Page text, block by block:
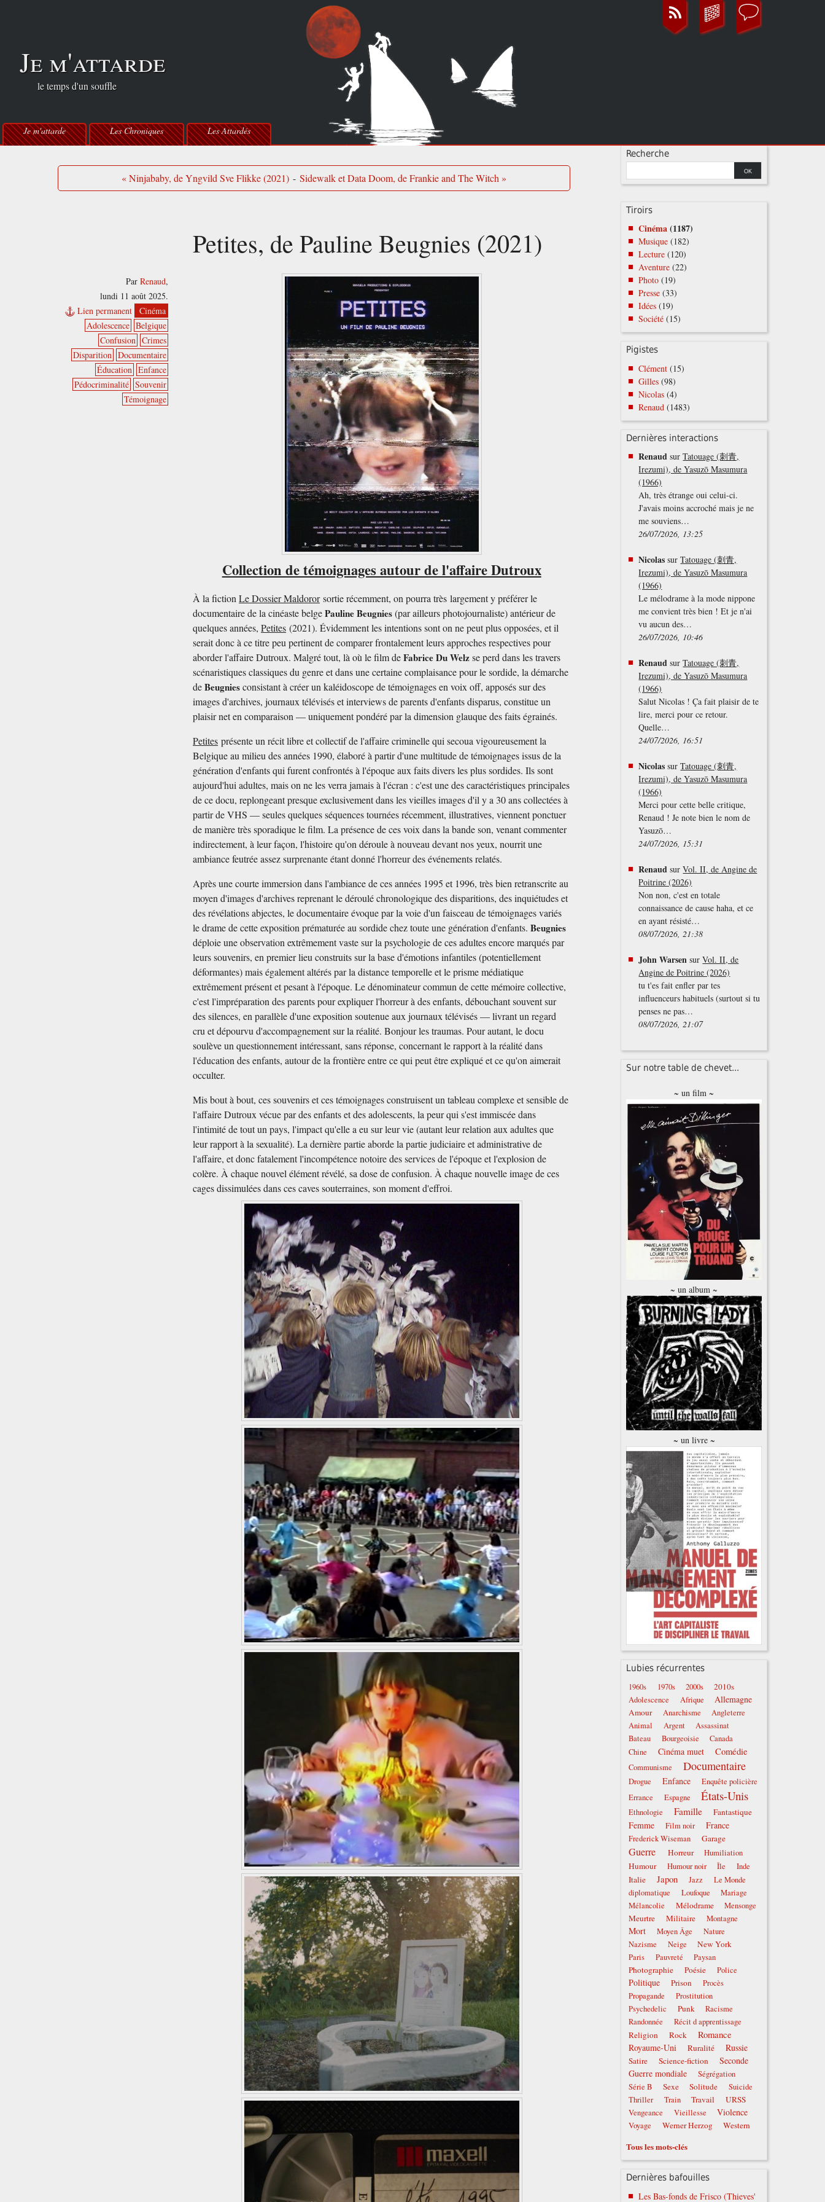
Je m'attarde
le temps d'un souffle
Je m'attarde Les Chroniques Les Attardés
« Ninjababy, de Yngvild Sve Flikke (2021) - Sidewalk et Data Doom, de Frankie and The Witch »
Petites, de Pauline Beugnies (2021)
ParRenaud,
lundi 11 août 2025.
Lien permanent
Cinéma
Adolescence Belgique
Confusion Crimes
Disparition Documentaire
Éducation Enfance
Pédocriminalité Souvenir
Témoignage
Collection de témoignages autour de l'affaire Dutroux
À la fictionLe Dossier Maldororsortie récemment, on pourra très largement y préférer le
documentaire de la cinéaste belgePauline Beugnies(par ailleurs photojournaliste) antérieur de
quelques années,Petites (2021). Évidemment les intentions sont on ne peut plus opposées, et il
serait donc à ce titre peu pertinent de comparer frontalement leurs approches respectives pour
aborder l'affaire Dutroux. Malgré tout, là où le film deFabrice Du Welzse perd dans les travers
scénaristiques classiques du genre et dans une certaine complaisance pour le sordide, la démarche
deBeugniesconsistant à créer un kaléidoscope de témoignages en voix off, apposés sur des
images d'archives, journaux télévisés et interviews de parents d'enfants disparus, constitue un
plaisir net en comparaison — uniquement pondéré par la dimension glauque des faits égrainés.
Petites présente un récit libre et collectif de l'affaire criminelle qui secoua vigoureusement la
Belgique au milieu des années 1990, élaboré à partir d'une multitude de témoignages issus de la
génération d'enfants qui furent confrontés à l'époque aux faits divers les plus sordides. Ils sont
aujourd'hui adultes, mais on ne les verra jamais à l'écran : c'est une des caractéristiques principales
de ce docu, replongeant presque exclusivement dans les vieilles images d'il y a 30 ans collectées à
partir de VHS — seules quelques séquences tournées récemment, illustratives, viennent ponctuer
de manière très sporadique le film. La présence de ces voix dans la bande son, venant commenter
indirectement, à leur façon, l'histoire qu'on déroule à nouveau devant nos yeux, nourrit une
ambiance feutrée assez surprenante étant donné l'horreur des événements relatés.
Après une courte immersion dans l'ambiance de ces années 1995 et 1996, très bien retranscrite au
moyen d'images d'archives reprenant le déroulé chronologique des disparitions, des inquiétudes et
des révélations abjectes, le documentaire évoque par la voie d'un faisceau de témoignages variés
le drame de cette exposition prématurée au sordide chez toute une génération d'enfants.Beugnies
déploie une observation extrêmement vaste sur la psychologie de ces adultes encore marqués par
leurs souvenirs, en premier lieu construits sur la base d'émotions infantiles (potentiellement
déformantes) mais également altérés par la distance temporelle et le prisme médiatique
extrêmement présent et pesant à l'époque. Le dénominateur commun de cette mémoire collective,
c'est l'impréparation des parents pour expliquer l'horreur à des enfants, débouchant souvent sur
des silences, en parallèle d'une exposition soutenue aux journaux télévisés — livrant un regard
cru et dépourvu d'accompagnement sur la réalité. Bonjour les traumas. Pour autant, le docu
soulève un questionnement intéressant, sans réponse, concernant le rapport à la réalité dans
l'éducation des enfants, autour de la frontière entre ce qui peut être expliqué et ce qu'on aimerait
occulter.
Mis bout à bout, ces souvenirs et ces témoignages construisent un tableau complexe et sensible de
l'affaire Dutroux vécue par des enfants et des adolescents, la peur qui s'est immiscée dans
l'intimité de tout un pays, l'impact qu'elle a eu sur leur vie (autant leur relation aux adultes que
leur rapport à la sexualité). La dernière partie aborde la partie judiciaire et administrative de
l'affaire, et donc fatalement l'incompétence notoire des services de l'époque et l'explosion de
colère. À chaque nouvel élément révélé, sa dose de confusion. À chaque nouvelle image de ces
cages dissimulées dans ces caves souterraines, son moment d'effroi.
Recherche
Tiroirs
Cinéma (1187)
Musique (182)
Lecture (120)
Aventure (22)
Photo (19)
Presse (33)
Idées (19)
Société (15)
Pigistes
Clément (15)
Gilles (98)
Nicolas (4)
Renaud (1483)
Dernières interactions
Renaud surTatouage (刺青,
Irezumi), de Yasuzō Masumura
(1966)
Ah, très étrange oui celui-ci.
J'avais moins accroché mais je ne
me souviens…
26/07/2026, 13:25
Nicolas surTatouage (刺青,
Irezumi), de Yasuzō Masumura
(1966)
Le mélodrame à la mode nippone
me convient très bien ! Et je n'ai
vu aucun des…
26/07/2026, 10:46
Renaud surTatouage (刺青,
Irezumi), de Yasuzō Masumura
(1966)
Salut Nicolas ! Ça fait plaisir de te
lire, merci pour ce retour.
Quelle…
24/07/2026, 16:51
Nicolas surTatouage (刺青,
Irezumi), de Yasuzō Masumura
(1966)
Merci pour cette belle critique,
Renaud ! Je note bien le nom de
Yasuzō…
24/07/2026, 15:31
Renaud surVol. II, de Angine de
Poitrine (2026)
Non non, c'est en totale
connaissance de cause haha, et ce
en ayant résisté…
08/07/2026, 21:38
John Warsen surVol. II, de
Angine de Poitrine (2026)
tu t'es fait enfler par tes
influenceurs habituels (surtout si tu
penses ne pas…
08/07/2026, 21:07
Sur notre table de chevet...
~ un film ~
~ un album ~
~ un livre ~
Lubies récurrentes
1960s 1970s 2000s 2010s
Adolescence Afrique Allemagne
Amour Anarchisme
Angleterre
Animal
Argent
Assassinat
Bateau
Bourgeoisie
Canada
Chine
Cinéma muet Comédie
Communisme Documentaire
Drogue Enfance
Enquête policière
Errance
Espagne États-Unis
Ethnologie Famille Fantastique
Femme Film noir France
Frederick Wiseman Garage
Guerre Horreur Humiliation
Humour Humour noir Île Inde
Italie Japon Jazz
Le Monde
diplomatique
Loufoque
Mariage
Mélancolie
Mélodrame Mensonge
Meurtre Militaire Montagne
Mort Moyen Âge
Nature
Nazisme
Neige New York
Paris Pauvreté Paysan
Photographie Poésie Police
Politique Prison
Procès
Propagande
Prostitution
Psychedelic
Punk
Racisme
Randonnée
Récit d apprentissage
Religion Rock Romance
Royaume-Uni Ruralité Russie
Satire Science-fiction
Seconde
Guerre mondiale
Ségrégation
Série B
Sexe Solitude
Suicide
Thriller
Train Travail URSS
Vengeance Vieillesse Violence
Voyage Werner Herzog Western
Tous les mots-clés
Dernières bafouilles
Les Bas-fonds de Frisco (Thieves'